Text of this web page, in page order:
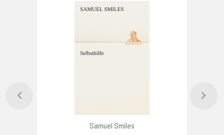
Samuel Smiles